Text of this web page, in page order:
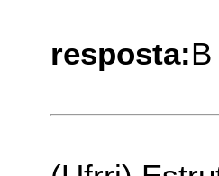
resposta:B